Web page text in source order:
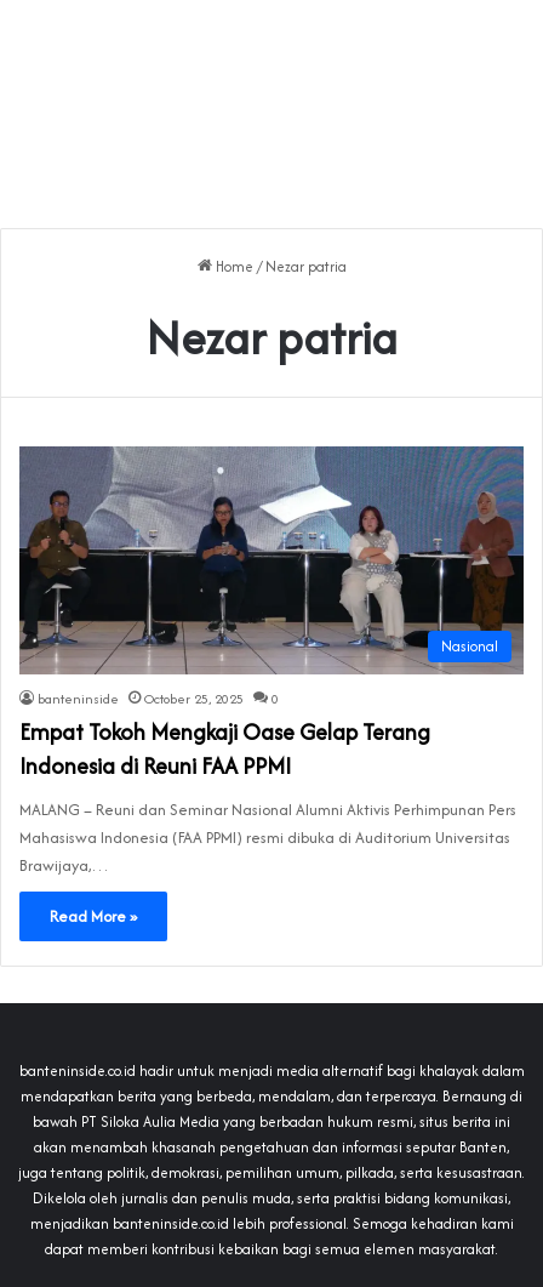
Home / Nezar patria
Nezar patria
Nasional
banteninside October 25, 2025 0
Empat Tokoh Mengkaji Oase Gelap Terang
Indonesia di Reuni FAA PPMI
MALANG – Reuni dan Seminar Nasional Alumni Aktivis Perhimpunan Pers
Mahasiswa Indonesia (FAA PPMI) resmi dibuka di Auditorium Universitas
Brawijaya,…
Read More »
banteninside.co.id hadir untuk menjadi media alternatif bagi khalayak dalam
mendapatkan berita yang berbeda, mendalam, dan terpercaya. Bernaung di
bawah PT Siloka Aulia Media yang berbadan hukum resmi, situs berita ini
akan menambah khasanah pengetahuan dan informasi seputar Banten,
juga tentang politik, demokrasi, pemilihan umum, pilkada, serta kesusastraan.
Dikelola oleh jurnalis dan penulis muda, serta praktisi bidang komunikasi,
menjadikan banteninside.co.id lebih professional. Semoga kehadiran kami
dapat memberi kontribusi kebaikan bagi semua elemen masyarakat.